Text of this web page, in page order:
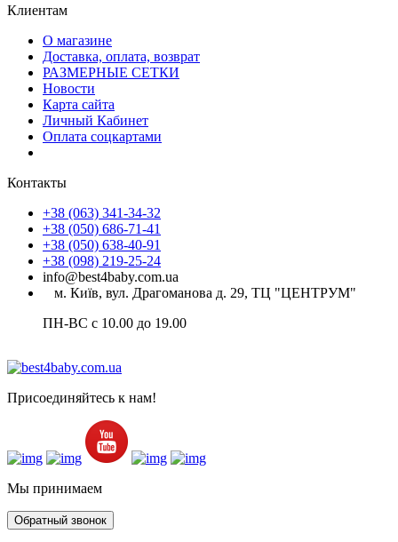
Клиентам
О магазине
Доставка, оплата, возврат
РАЗМЕРНЫЕ СЕТКИ
Новости
Карта сайта
Личный Кабинет
Оплата соцкартами
Контакты
+38 (063) 341-34-32
+38 (050) 686-71-41
+38 (050) 638-40-91
+38 (098) 219-25-24
info@best4baby.com.ua
м. Київ, вул. Драгоманова д. 29, ТЦ "ЦЕНТРУМ"
ПН-ВС с 10.00 до 19.00
Присоединяйтесь к нам!
Мы принимаем
Обратный звонок